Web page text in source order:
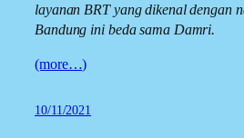
layanan BRT yang dikenal dengan
Bandung ini beda sama Damri.
(more…)
10/11/2021